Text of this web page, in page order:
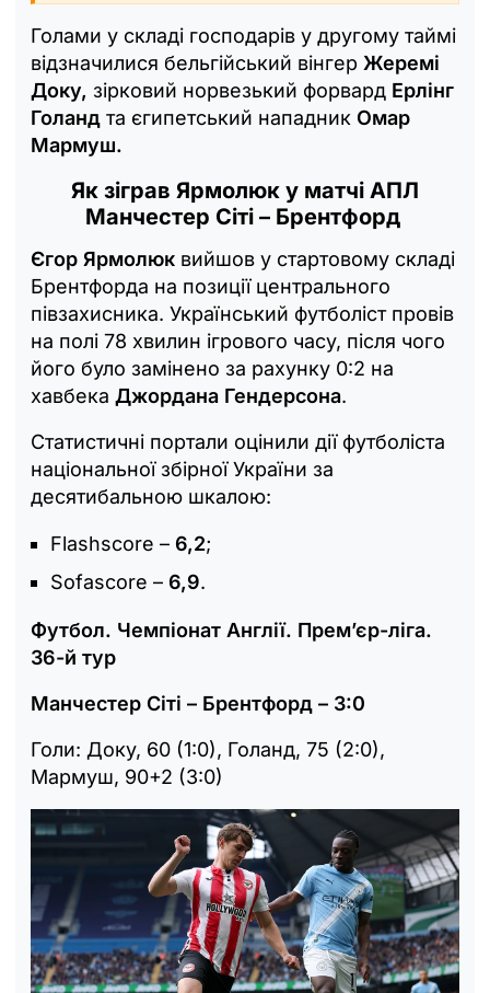
Голами у складі господарів у другому таймі
відзначилися бельгійський вінгер Жеремі
Доку, зірковий норвезький форвард Ерлінг
Голанд та єгипетський нападник Омар
Мармуш.
Як зіграв Ярмолюк у матчі АПЛ
Манчестер Сіті – Брентфорд
Єгор Ярмолюк вийшов у стартовому складі
Брентфорда на позиції центрального
півзахисника. Український футболіст провів
на полі 78 хвилин ігрового часу, після чого
його було замінено за рахунку 0:2 на
хавбека Джордана Гендерсона.
Статистичні портали оцінили дії футболіста
національної збірної України за
десятибальною шкалою:
Flashscore – 6,2;
Sofascore – 6,9.
Футбол. Чемпіонат Англії. Прем’єр-ліга.
36-й тур
Манчестер Сіті – Брентфорд – 3:0
Голи: Доку, 60 (1:0), Голанд, 75 (2:0),
Мармуш, 90+2 (3:0)